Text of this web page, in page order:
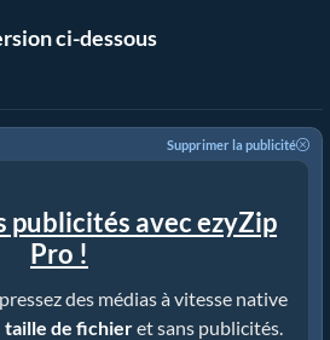
ci-dessous
Supprimer la publicité
publicités avec ezyZip
Pro !
des médias à vitesse native
taille de fichieret sans publicités.